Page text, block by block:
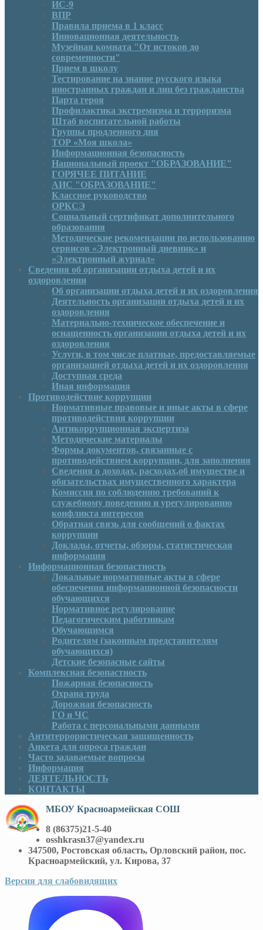
ИС-9
ВПР
Правила приема в 1 класс
Инновационная деятельность
Музейная комната "От истоков до
современности"
Прием в школу
Тестирование на знание русского языка
иностранных граждан и лиц без гражданства
Парта героя
Профилактика экстремизма и терроризма
Штаб воспитательной работы
Группы продленного дня
ТОР «Моя школа»
Информационная безопасность
Национальный проект "ОБРАЗОВАНИЕ"
ГОРЯЧЕЕ ПИТАНИЕ
АИС "ОБРАЗОВАНИЕ"
Классное руководство
ОРКСЭ
Социальный сертификат дополнительного
образования
Методические рекомендации по использованию
сервисов «Электронный дневник» и
«Электронный журнал»
Сведения об организации отдыха детей и их
оздоровлении
Об организации отдыха детей и их оздоровления
Деятельность организации отдыха детей и их
оздоровления
Материально-техническое обеспечение и
оснащенность организации отдыха детей и их
оздоровления
Услуги, в том числе платные, предоставляемые
организацией отдыха детей и их оздоровления
Доступная среда
Иная информация
Противодействие коррупции
Нормативные правовые и иные акты в сфере
противодействия коррупции
Антикоррупционная экспертиза
Методические материалы
Формы документов, связанные с
противодействием коррупции, для заполнения
Сведения о доходах, расходах,об имуществе и
обязательствах имущественного характера
Комиссия по соблюдению требований к
служебному поведению и урегулированию
конфликта интересов
Обратная связь для сообщений о фактах
коррупции
Доклады, отчеты, обзоры, статистическая
информация
Информационная безопастность
Локальные нормативные акты в сфере
обеспечения информационной безопасности
обучающихся
Нормативное регулирование
Педагогическим работникам
Обучающимся
Родителям (законным представителям
обучающихся)
Детские безопасные сайты
Комплексная безопастность
Пожарная безопасность
Охрана труда
Дорожная безопасность
ГО и ЧС
Работа с персональными данными
Антитеррористическая защищенность
Анкета для опроса граждан
Часто задаваемые вопросы
Информация
ДЕЯТЕЛЬНОСТЬ
КОНТАКТЫ
МБОУ Красноармейская СОШ
8 (86375)21-5-40
osshkrasn37@yandex.ru
347500, Ростовская область, Орловский район, пос.
Красноармейский, ул. Кирова, 37
Версия для слабовидящих